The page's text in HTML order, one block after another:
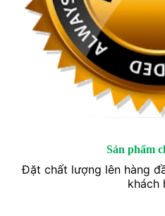
Sản phẩm
Đặt chất lượng lên hàng
khách